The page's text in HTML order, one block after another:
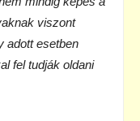
viszont
adott esetben
fel tudják oldani